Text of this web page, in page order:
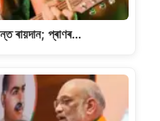
ৰায়দান; প্ৰাণৰ…